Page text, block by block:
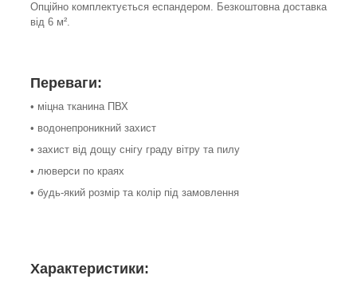
Опційно комплектується еспандером. Безкоштовна доставка
від 6 м².
Переваги:
• міцна тканина ПВХ
• водонепроникний захист
• захист від дощу снігу граду вітру та пилу
• люверси по краях
• будь-який розмір та колір під замовлення
Характеристики: